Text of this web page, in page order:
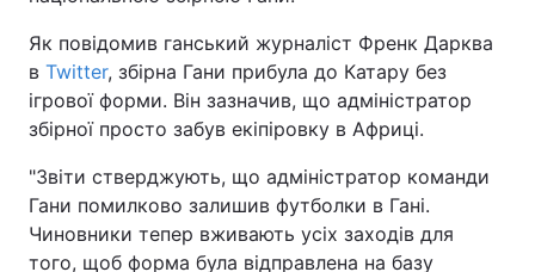
Як повідомив ганський журналіст Френк Дарква
в Twitter, збірна Гани прибула до Катару без
ігрової форми. Він зазначив, що адміністратор
збірної просто забув екіпіровку в Африці.
"Звіти стверджують, що адміністратор команди
Гани помилково залишив футболки в Гані.
Чиновники тепер вживають усіх заходів для
того, щоб форма була відправлена на базу